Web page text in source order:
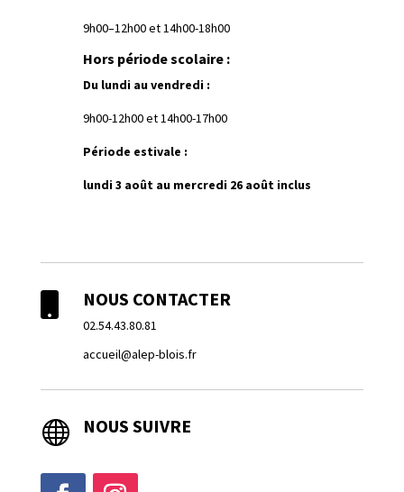
9h00–12h00 et 14h00-18h00
Hors période scolaire :
Du lundi au vendredi :
9h00-12h00 et 14h00-17h00
Période estivale :
lundi 3 août au mercredi 26 août inclus
NOUS CONTACTER
02.54.43.80.81
accueil@alep-blois.fr
 NOUS SUIVRE